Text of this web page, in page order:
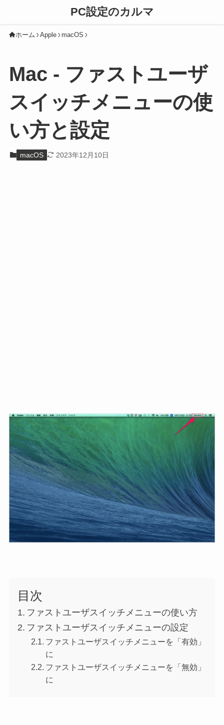
PC設定のカルマ
ホーム Apple macOS
Mac - ファストユーザ
スイッチメニューの使
い方と設定
macOS 2023年12月10日
目次
ファストユーザスイッチメニューの使い方
ファストユーザスイッチメニューの設定
ファストユーザスイッチメニューを「有効」
に
ファストユーザスイッチメニューを「無効」
に